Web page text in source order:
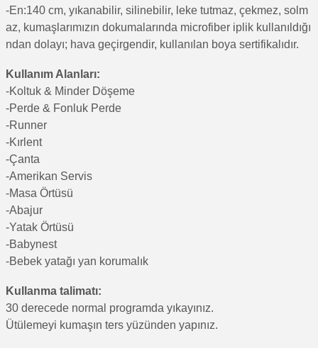
-En:140 cm, yıkanabilir, silinebilir, leke tutmaz, çekmez, solm
az, kumaşlarımızın dokumalarında microfiber iplik kullanıldığı
ndan dolayı; hava geçirgendir, kullanılan boya sertifikalıdır.
Kullanım Alanları:
-Koltuk & Minder Döşeme
-Perde & Fonluk Perde
-Runner
-Kırlent
-Çanta
-Amerikan Servis
-Masa Örtüsü
-Abajur
-Yatak Örtüsü
-Babynest
-Bebek yatağı yan korumalık
Kullanma talimatı:
30 derecede normal programda yıkayınız.
Ütülemeyi kumaşın ters yüzünden yapınız.